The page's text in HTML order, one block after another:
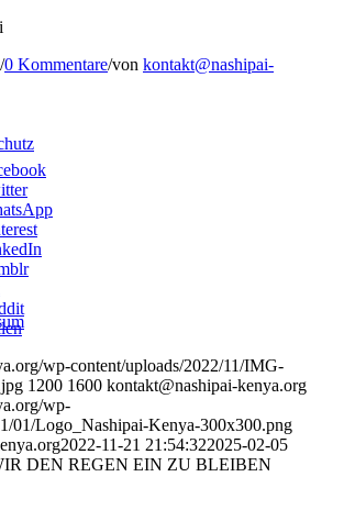
/0 Kommentare/von kontakt@nashipai-
wp-content/uploads/2022/11/IMG-
1200 1600 kontakt@nashipai-kenya.org
wp-
01/Logo_Nashipai-Kenya-300x300.png
2022-11-21 21:54:322025-02-05
DEN REGEN EIN ZU BLEIBEN